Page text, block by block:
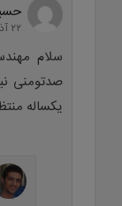
۲۲ آذر ۱۳۹۹ در ۱۴:۳۱
سلام
صدتومنی
یکساله